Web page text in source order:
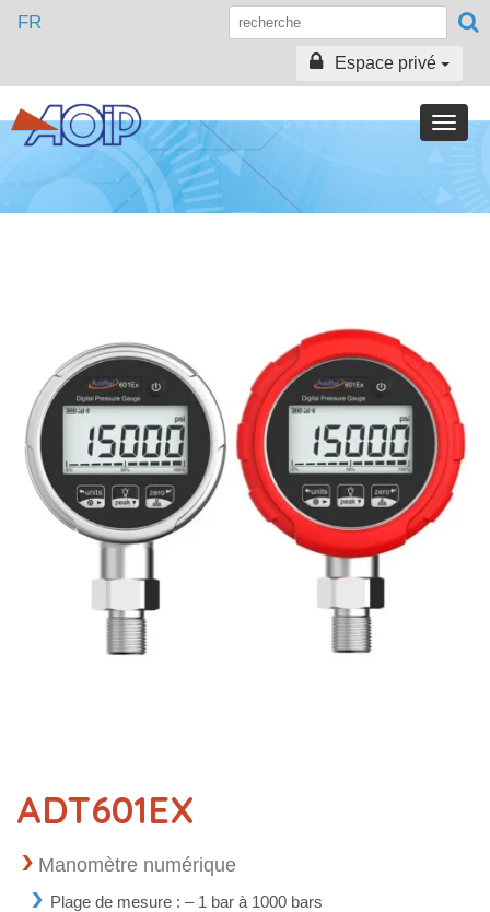
FR
Espace privé
Toggle
ADT601EX
Manomètre numérique
Plage de mesure : – 1 bar à 1000 bars